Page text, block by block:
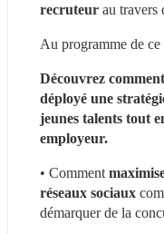
recruteur au travers
Au programme de
Découvrez
déployé une
jeunes talents tout
employeur.
• Comment
réseaux sociaux
démarquer de la